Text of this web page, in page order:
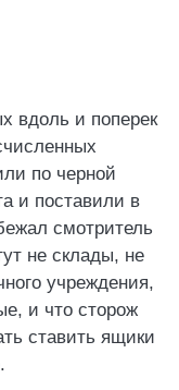
вдоль и поперек
по черной
и поставили в
смотритель
не склады, не
учреждения,
и что сторож
ставить ящики